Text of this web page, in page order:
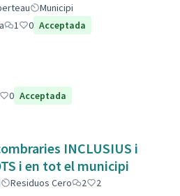
Municipi
1 0 Acceptada
0 Acceptada
INCLUSIUS i
i en tot el municipi
Residuos Cero 2
2